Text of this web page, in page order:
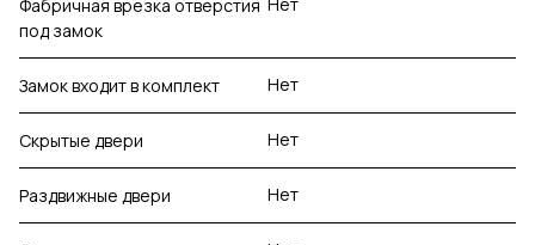
Фабричная врезка отверстия
под замок
Нет
Замок входит в комплект Нет
Скрытые двери Нет
Раздвижные двери Нет